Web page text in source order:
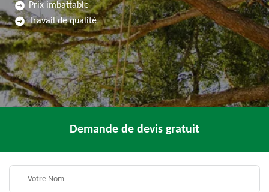
Prix imbattable
Travail de qualité
Demande de devis gratuit